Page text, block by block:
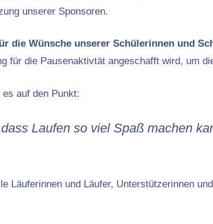
unserer Sponsoren.
die Wünsche unserer Schülerinnen und
für die Pausenaktivtät angeschafft wird, um
auf den Punkt:
Laufen so viel Spaß machen
Läuferinnen und Läufer, Unterstützerinnen